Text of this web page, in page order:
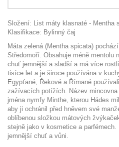
Složení: List máty klasnaté - Mentha
Klasifikace: Bylinný čaj
Máta zelená (Mentha spicata)
Středomoří. Obsahuje méně mentolu
chuť jemnější a sladší a má více
tisíce let a je široce používána v
Egypťané, Řekové a Římané
zažívacích potížích. Název
jména nymfy Minthe, kterou Hádes
aby ji ochránil před hněvem své
oblíbenou složkou mátových
stejně jako v kosmetice a
jemnější chuť a vůni.